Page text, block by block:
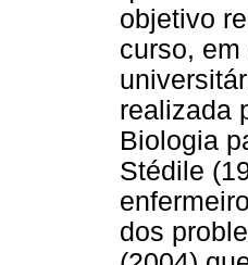
objetivo
curso,
realizada
Biologia
Stédile
dos